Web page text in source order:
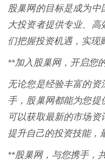
股巢网的目标是成为
大投资者提供专业、
们把握投资机遇，实现
**加入股巢网，开启您
无论您是经验丰富的
手，股巢网都能为您提
可以获取最新的市场资
提升自己的投资技能，
**股巢网，与您携手，